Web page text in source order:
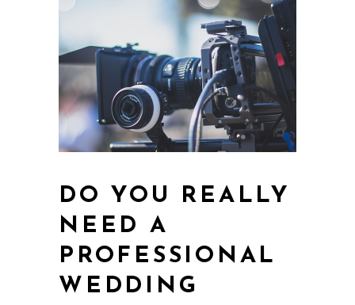
DO YOU REALLY
NEED A
PROFESSIONAL
WEDDING